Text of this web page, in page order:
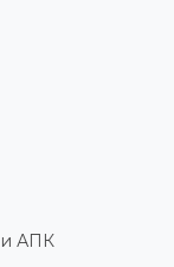
и АПК